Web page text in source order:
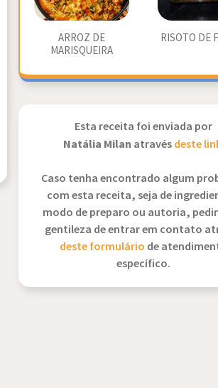
ARROZ DE
MARISQUEIRA
RISOTO DE
Esta receita foi enviada por
Natália Milan atravésdeste
Caso tenha encontrado algum
com esta receita, seja de
modo de preparo ou autoria,
gentileza de entrar em contato
deste formulário de
específico.